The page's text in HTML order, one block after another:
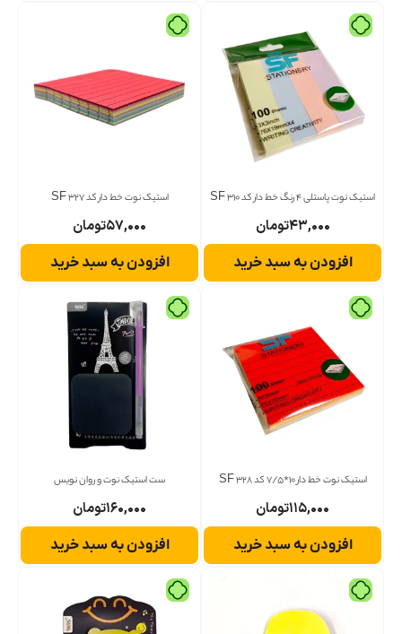
استیک نوت پاستلی 4 رنگ خط دار کد 310 SF
۴۳,۰۰۰تومان
افزودن به سبد خرید
استیک نوت خط دار کد 327 SF
۵۷,۰۰۰تومان
افزودن به سبد خرید
استیک نوت خط دار 10*7/5 کد 328 SF
۱۱۵,۰۰۰تومان
افزودن به سبد خرید
ست استیک نوت و روان نویس
۱۶۰,۰۰۰تومان
افزودن به سبد خرید